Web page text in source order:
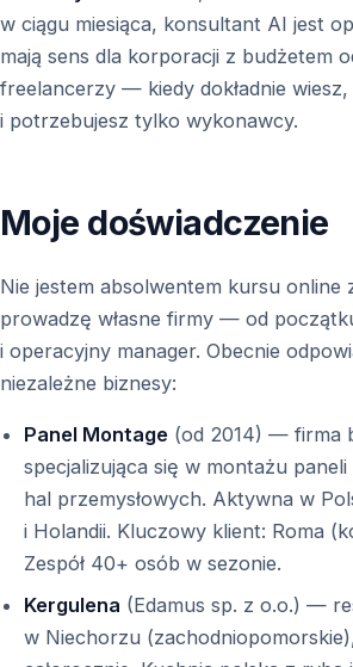
w ciągu miesiąca, konsultant AI jest
mają sens dla korporacji z budżetem
freelancerzy — kiedy dokładnie
i potrzebujesz tylko wykonawcy.
Moje doświadczenie
Nie jestem absolwentem kursu online
prowadzę własne firmy — od
i operacyjny manager. Obecnie
niezależne biznesy:
Panel Montage (od 2014) — firma
specjalizująca się w montażu paneli
hal przemysłowych. Aktywna w
i Holandii. Kluczowy klient: Roma
Zespół 40+ osób w sezonie.
Kergulena (Edamus sp. z o.o.) —
w Niechorzu